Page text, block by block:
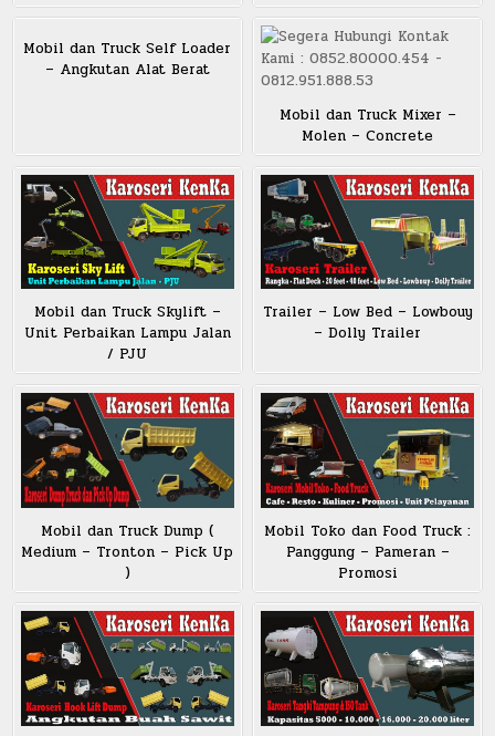
Mobil dan Truck Self Loader
– Angkutan Alat Berat
Mobil dan Truck Mixer –
Molen – Concrete
Mobil dan Truck Skylift –
Unit Perbaikan Lampu Jalan
/ PJU
Trailer – Low Bed – Lowbouy
– Dolly Trailer
Mobil dan Truck Dump (
Medium – Tronton – Pick Up
)
Mobil Toko dan Food Truck :
Panggung – Pameran –
Promosi